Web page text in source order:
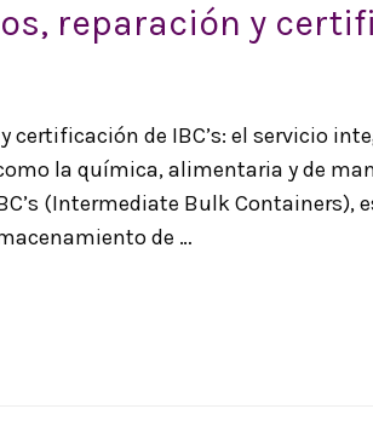
reparación y
certificación de IBC’s: el servicio
la química, alimentaria y de
(Intermediate Bulk Containers),
de …